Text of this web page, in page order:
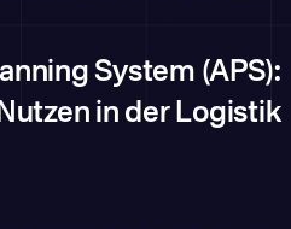
System (APS):
in der Logistik